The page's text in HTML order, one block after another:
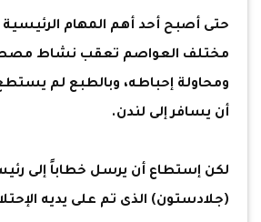
حتى أصبح أحد أهم المهام
مختلف العواصم تعقب نشاط
ومحاولة إحباطه، وبالطبع لم
أن يسافر إلى لندن.
لكن إستطاع أن يرسل خطاباً إلى رئيس
(جلادستون) الذى تم على يديه